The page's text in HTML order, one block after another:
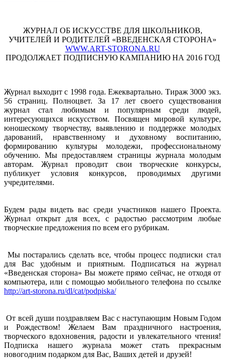
ЖУРНАЛ ОБ ИСКУССТВЕ ДЛЯ ШКОЛЬНИКОВ,
УЧИТЕЛЕЙ И РОДИТЕЛЕЙ «ВВЕДЕНСКАЯ СТОРОНА»
WWW.ART-STORONA.RU
ПРОДОЛЖАЕТ ПОДПИСНУЮ КАМПАНИЮ НА 2016 ГОД
Журнал выходит с 1998 года. Ежеквартально. Тираж 3000 экз.
56 страниц. Полноцвет. За 17 лет своего существования
журнал стал любимым и популярным среди людей,
интересующихся искусством. Посвящен мировой культуре,
юношескому творчеству, выявлению и поддержке молодых
дарований, нравственному и духовному воспитанию,
формированию культуры молодежи, профессиональному
обучению. Мы предоставляем страницы журнала молодым
авторам. Журнал проводит свои творческие конкурсы,
публикует условия конкурсов, проводимых другими
учредителями.
Будем рады видеть вас среди участников нашего Проекта.
Журнал открыт для всех, с радостью рассмотрим любые
творческие предложения по всем его рубрикам.
Мы постарались сделать все, чтобы процесс подписки стал
для Вас удобным и приятным. Подписаться на журнал
«Введенская сторона» Вы можете прямо сейчас, не отходя от
компьютера, или с помощью мобильного телефона по ссылке
http://art-storona.ru/dl/cat/podpiska/
От всей души поздравляем Вас с наступающим Новым Годом
и Рождеством! Желаем Вам праздничного настроения,
творческого вдохновения, радости и увлекательного чтения!
Подписка нашего журнала может стать прекрасным
новогодним подарком для Вас, Ваших детей и друзей!